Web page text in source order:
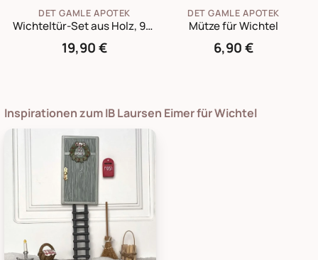
DET GAMLE APOTEK
Wichteltür-Set aus Holz, 9-teilig mit Zubehör
19,90 €
DET GAMLE APOTEK
Mütze für Wichtel
6,90 €
Inspirationen zum IB Laursen Eimer für Wichtel